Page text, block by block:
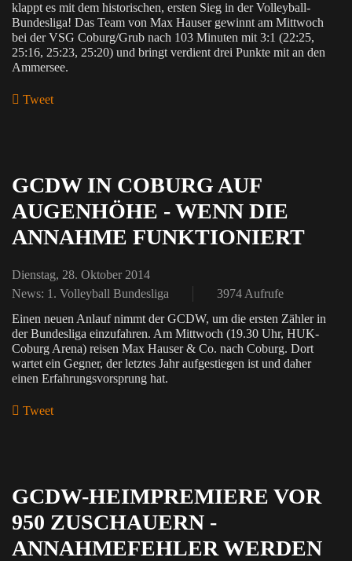
klappt es mit dem historischen, ersten Sieg in der Volleyball-
Bundesliga! Das Team von Max Hauser gewinnt am Mittwoch
bei der VSG Coburg/Grub nach 103 Minuten mit 3:1 (22:25,
25:16, 25:23, 25:20) und bringt verdient drei Punkte mit an den
Ammersee.
Tweet
GCDW IN COBURG AUF
AUGENHÖHE - WENN DIE
ANNAHME FUNKTIONIERT
Dienstag, 28. Oktober 2014
News: 1. Volleyball Bundesliga
3974 Aufrufe
Einen neuen Anlauf nimmt der GCDW, um die ersten Zähler in
der Bundesliga einzufahren. Am Mittwoch (19.30 Uhr, HUK-
Coburg Arena) reisen Max Hauser & Co. nach Coburg. Dort
wartet ein Gegner, der letztes Jahr aufgestiegen ist und daher
einen Erfahrungsvorsprung hat.
Tweet
GCDW-HEIMPREMIERE VOR
950 ZUSCHAUERN -
ANNAHMEFEHLER WERDEN